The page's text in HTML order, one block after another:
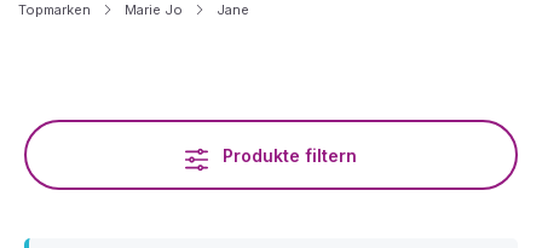
Topmarken Marie Jo Jane
Produkte filtern